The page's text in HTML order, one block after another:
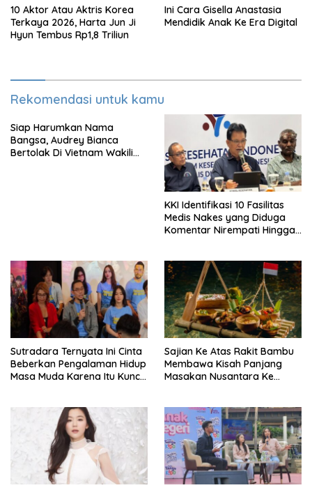
10 Aktor Atau Aktris Korea
Terkaya 2026, Harta Jun Ji
Hyun Tembus Rp1,8 Triliun
Ini Cara Gisella Anastasia
Mendidik Anak Ke Era Digital
Rekomendasi untuk kamu
Siap Harumkan Nama
Bangsa, Audrey Bianca
Bertolak Di Vietnam Wakili
KKI Identifikasi 10 Fasilitas
Medis Nakes yang Diduga
Komentar Nirempati Hingga
Sutradara Ternyata Ini Cinta
Beberkan Pengalaman Hidup
Masa Muda Karena Itu Kunci
Sajian Ke Atas Rakit Bambu
Membawa Kisah Panjang
Masakan Nusantara Ke